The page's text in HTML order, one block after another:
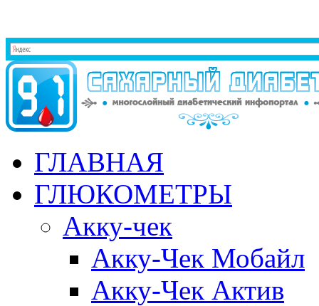
ГЛАВНАЯ
ГЛЮКОМЕТРЫ
Акку-чек
Акку-Чек Мобайл
Акку-Чек Актив